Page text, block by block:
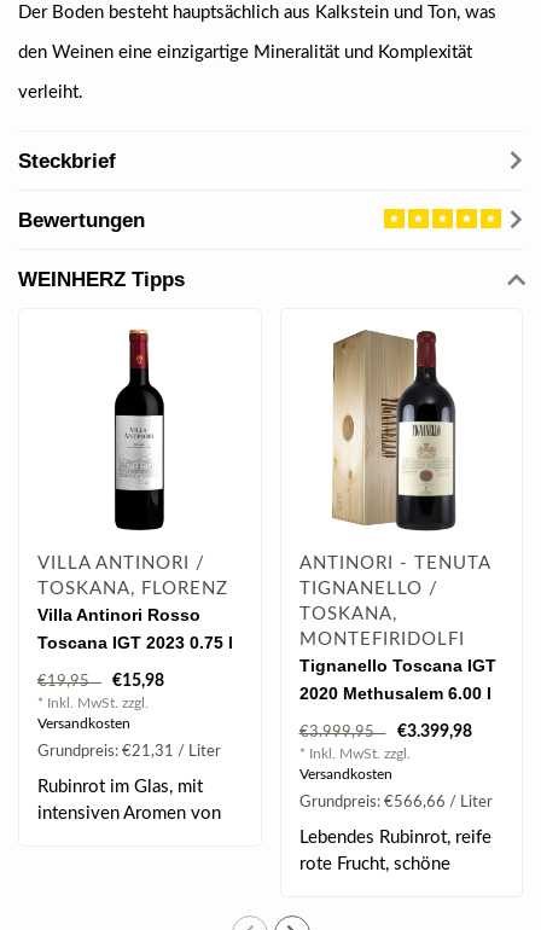
Der Boden besteht hauptsächlich aus Kalkstein und Ton, was
den Weinen eine einzigartige Mineralität und Komplexität
verleiht.
Steckbrief
Bewertungen
WEINHERZ Tipps
VILLA ANTINORI /
TOSKANA, FLORENZ
Villa Antinori Rosso
Toscana IGT 2023 0.75 l
€19,95 €15,98
* Inkl. MwSt. zzgl.
Versandkosten
Grundpreis: €21,31 / Liter
Rubinrot im Glas, mit
intensiven Aromen von
ANTINORI - TENUTA
TIGNANELLO /
TOSKANA,
MONTEFIRIDOLFI
Tignanello Toscana IGT
2020 Methusalem 6.00 l
€3.999,95 €3.399,98
* Inkl. MwSt. zzgl.
Versandkosten
Grundpreis: €566,66 / Liter
Lebendes Rubinrot, reife
rote Frucht, schöne